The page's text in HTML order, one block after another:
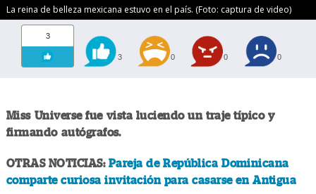
La reina de belleza mexicana estuvo en el país. (Foto: captura de video)
3
3 0 0 0
Miss Universe fue vista luciendo un traje típico y
firmando autógrafos.
OTRAS NOTICIAS: Pareja de República Dominicana
comparte curiosa invitación para casarse en Antigua